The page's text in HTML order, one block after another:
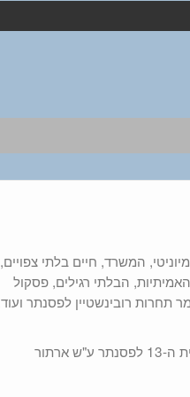
המשרד, חיים בלתי צפויים,
הבלתי רגילים, פסקול
שלב הגמר בשידור חי מהיכל התרבות בתל אביב של התחרות הבינלאומית ה-13 לפסנתר ע"ש ארתור